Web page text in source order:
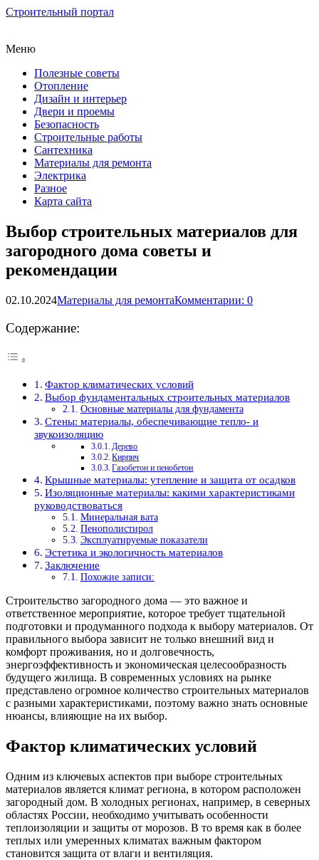
Строительный портал
Меню
Полезные советы
Отопление
Дизайн и интерьер
Двери и проемы
Безопасность
Строительные работы
Сантехника
Материалы для ремонта
Электрика
Разное
Карта сайта
Выбор строительных материалов для
загородного дома советы и
рекомендации
02.10.2024Материалы для ремонтаКомментарии: 0
Содержание:
Фактор климатических условий
Выбор фундаментальных строительных материалов
Основные материалы для фундамента
Стены: материалы, обеспечивающие тепло- и
звукоизоляцию
Дерево
Кирпич
Газобетон и пенобетон
Крышные материалы: утепление и защита от осадков
Изоляционные материалы: какими характеристиками
руководствоваться
Минеральная вата
Пенополистирол
Эксплуатируемые показатели
Эстетика и экологичность материалов
Заключение
Похожие записи:
Строительство загородного дома — это важное и
ответственное мероприятие, которое требует тщательной
подготовки и продуманного подхода к выбору материалов. От
правильного выбора зависит не только внешний вид и
комфорт проживания, но и долговечность,
энергоэффективность и экономическая целесообразность
будущего жилища. В современных условиях на рынке
представлено огромное количество строительных материалов
с разными характеристиками, поэтому важно знать основные
нюансы, влияющие на их выбор.
Фактор климатических условий
Одним из ключевых аспектов при выборе строительных
материалов является климат региона, в котором расположен
загородный дом. В холодных регионах, например, в северных
областях России, необходимо учитывать особенности
теплоизоляции и защиты от морозов. В то время как в более
теплых или умеренных климатах важным фактором
становится защита от влаги и вентиляция.